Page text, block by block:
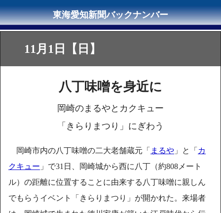
11月1日【日】
八丁味噌を身近に
岡崎のまるやとカクキュー
「きらりまつり」にぎわう
岡崎市内の八丁味噌の二大老舗蔵元「 まるや 」と「 カ
クキュー 」で31日、岡崎城から西に八丁（約808メート
ル）の距離に位置することに由来する八丁味噌に親しん
でもらうイベント「きらりまつり」が開かれた。来場者